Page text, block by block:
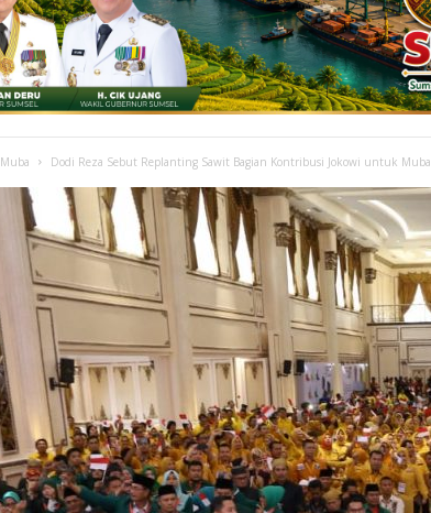
Muba Dodi Reza Sebut Replanting Sawit Bagian Kontribusi Jokowi untuk Muba